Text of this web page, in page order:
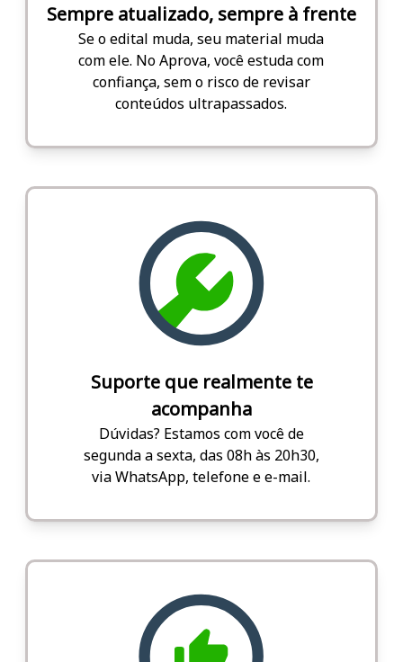
Sempre atualizado, sempre à frente
Se o edital muda, seu material muda
com ele. No Aprova, você estuda com
confiança, sem o risco de revisar
conteúdos ultrapassados.
Suporte que realmente te
acompanha
Dúvidas? Estamos com você de
segunda a sexta, das 08h às 20h30,
via WhatsApp, telefone e e-mail.